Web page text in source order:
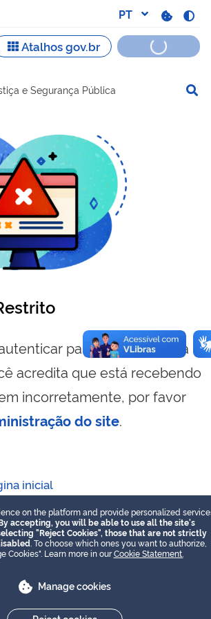
de navegação
e Segurança Pública
para visualizar essa
acredita que está recebendo
incorretamente, por favor
do site.
inicial
on the platform and provide personalized
accepting, you will be able to use all the site's
"Reject Cookies", those that are not strictly
. To choose which ones you want to authorize,
Cookies". Learn more in ourCookie Statement.
Manage cookies